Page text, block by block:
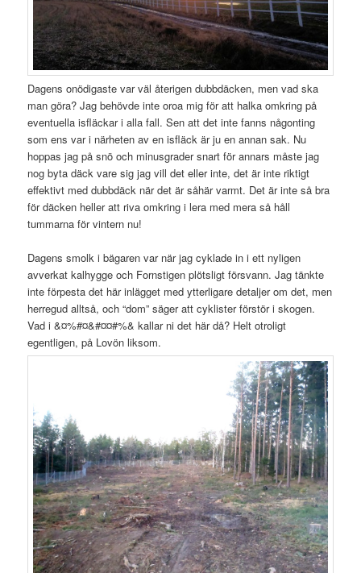
Dagens onödigaste var väl återigen dubbdäcken, men vad ska
man göra? Jag behövde inte oroa mig för att halka omkring på
eventuella isfläckar i alla fall. Sen att det inte fanns någonting
som ens var i närheten av en isfläck är ju en annan sak. Nu
hoppas jag på snö och minusgrader snart för annars måste jag
nog byta däck vare sig jag vill det eller inte, det är inte riktigt
effektivt med dubbdäck när det är såhär varmt. Det är inte så bra
för däcken heller att riva omkring i lera med mera så håll
tummarna för vintern nu!
Dagens smolk i bägaren var när jag cyklade in i ett nyligen
avverkat kalhygge och Fornstigen plötsligt försvann. Jag tänkte
inte förpesta det här inlägget med ytterligare detaljer om det, men
herregud alltså, och “dom” säger att cyklister förstör i skogen.
Vad i &¤%#¤&#¤¤#%& kallar ni det här då? Helt otroligt
egentligen, på Lovön liksom.